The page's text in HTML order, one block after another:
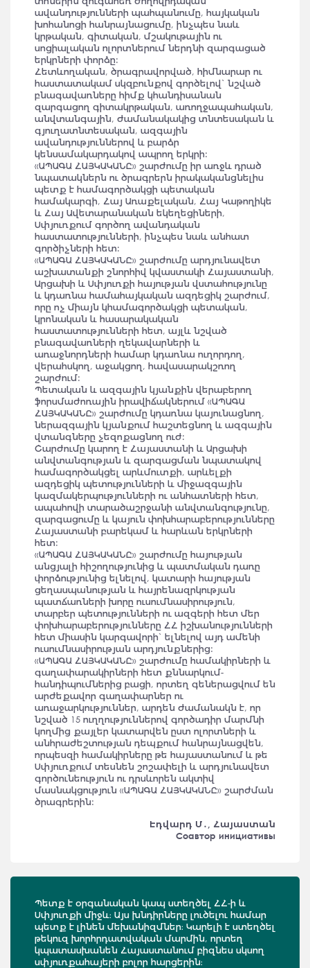
ավանդությունների պահպանումը, հայկական
խոհանոցի հանրայնացումը, ինչպես նաև
կրթական, գիտական, մշակութային ու
սոցիալական ոլորտներում ներդնի զարգացած
երկրների փորձը:
Հետևողական, ծրագրավորված, հիմնարար ու
հաստատակամ սկզբունքով գործելով` նշված
բնագավառները հիմք կհանդիսանան
զարգացող գիտակրթական, առողջապահական,
անվտանգային, ժամանակակից տնտեսական և
գյուղատնտեսական, ազգային
ավանդություններով և բարձր
կենսամակարդակով ապրող երկրի:
«ԱՊԱԳԱ ՀԱՅԿԱԿԱՆԸ» շարժումը իր առջև դրած
նպատակներն ու ծրագրերն իրակականցնելիս
պետք է համագործակցի պետական
համակարգի, Հայ Առաքելական, Հայ Կաթողիկե
և Հայ Ավետարանական եկեղեցիների,
Սփյուռքում գործող ավանդական
հաստատությունների, ինչպես նաև անհատ
գործիչների հետ:
«ԱՊԱԳԱ ՀԱՅԿԱԿԱՆԸ» շարժումը արդյունավետ
աշխատանքի շնորհիվ կվաստակի Հայաստանի,
Արցախի և Սփյուռքի հայության վստահությունը
և կդառնա համահայկական ազդեցիկ շարժում,
որը ոչ միայն կհամագործակցի պետական,
կրոնական և հասարակական
հաստատությունների հետ, այլև նշված
բնագավառների ղեկավարների և
առաջնորդների համար կդառնա ուղորդող,
վերահսկող, աջակցող, հավասարակշռող
շարժում:
Պետական և ազգային կյանքին վերաբերող
ֆորսմաժոռային իրավիճակներում «ԱՊԱԳԱ
ՀԱՅԿԱԿԱՆԸ» շարժումը կդառնա կայունացնող,
ներազգային կյանքում հաշտեցնող և ազգային
վտանգները չեզոքացնող ուժ:
Շարժումը կարող է Հայաստանի և Արցախի
անվտանգության և զարգացման նպատակով
համագործակցել արևմուտքի, արևելքի
ազդեցիկ պետությունների և միջազգային
կազմակերպությունների ու անհատների հետ,
ապահովի տարածաշրջանի անվտանգությունը,
զարգացումը և կայուն փոխհարաբերությունները
Հայաստանի բարեկամ և հարևան երկրների
հետ:
«ԱՊԱԳԱ ՀԱՅԿԱԿԱՆԸ» շարժումը հայության
անցյալի հիշողությունից և պատմական դառը
փորձությունից ելնելով, կատարի հայության
ցեղասպանության և հայրենազրկության
պատճառների խորը ուսումնասիրություն,
տարբեր պետությունների ու ազգերի հետ մեր
փոխհարաբերությունները ՀՀ իշխանությունների
հետ միասին կարգավորի` ելնելով այդ ամենի
ուսումնասիրության արդյունքներից:
«ԱՊԱԳԱ ՀԱՅԿԱԿԱՆԸ» շարժումը համակիրների և
գաղափարակիրների հետ քննարկում-
հանդիպումներից բացի, որտեղ գեներացվում են
արժեքավոր գաղափարներ ու
առաջարկություններ, արդեն ժամանակն է, որ
նշված 15 ուղղություններով գործադիր մարմնի
կողմից քայլեր կատարվեն ըստ ոլորտների և
անհրաժեշտության դեպքում հանրայնացվեն,
որպեսզի համակիրները թե հայաստանում և թե
Սփյուռքում տեսնեն շոշափելի և արդյունավետ
գործունեություն ու դրսևորեն ակտիվ
մասնակցություն «ԱՊԱԳԱ ՀԱՅԿԱԿԱՆԸ» շարժման
ծրագրերին:
Էդվարդ Մ․, Հայաստան
Соавтор инициативы
Պետք է օրգանական կապ ստեղծել ՀՀ-ի և
Սփյուռքի միջև։ Այս խնդիրները լուծելու համար
պետք է լինեն մեխանիզմներ։ Կարելի է ստեղծել
թեկուզ խորհրդատվական մարմին, որտեղ
կպատասխանեն Հայաստանում բիզնես սկսող
սփյուռքահայերի բոլոր հարցերին։